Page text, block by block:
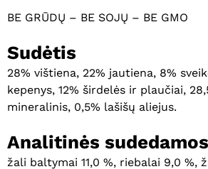
BE GRŪDŲ – BE SOJŲ – BE GMO
Sudėtis
28% vištiena, 22% jautiena, 8%
kepenys, 12% širdelės ir plaučiai,
mineralinis, 0,5% lašišų aliejus.
Analitinės
žali baltymai 11,0 %, riebalai 9,0 %,